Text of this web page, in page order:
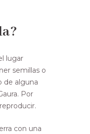
lugar
semillas o
de alguna
Por
con una